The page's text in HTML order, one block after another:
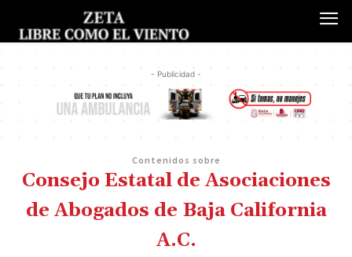
- Publicidad -
Contenidos sobre
Consejo Estatal de Asociaciones
de Abogados de Baja California
A.C.